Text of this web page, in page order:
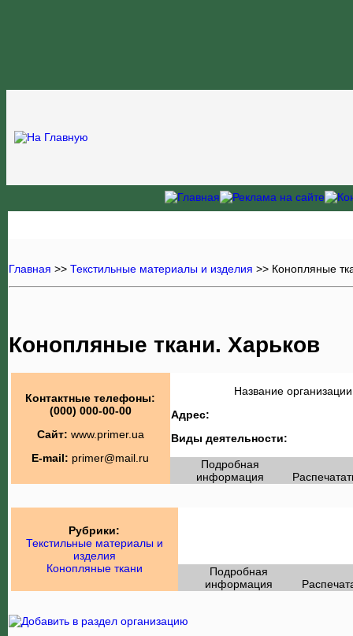
Главная >> Текстильные материалы и изделия >> Конопляные
Конопляные ткани. Харьков
Контактные телефоны:
(000) 000-00-00
Сайт: www.primer.ua
E-mail: primer@mail.ru
Название организации
Адрес:
Виды деятельности:
Подробная
информация
Рубрики:
Текстильные материалы и
изделия
Конопляные ткани
Подробная
информация